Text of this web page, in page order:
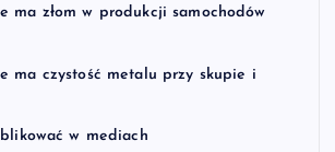
ma złom w produkcji samochodów
ma czystość metalu przy skupie i
w mediach